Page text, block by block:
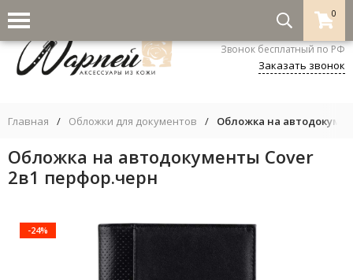
0
8-800-333-5530
Звонок бесплатный по РФ
Заказать звонок
Главная / Обложки для документов / Обложка на
Обложка на автодокументы Cover
2в1 перфор.черн
-24%